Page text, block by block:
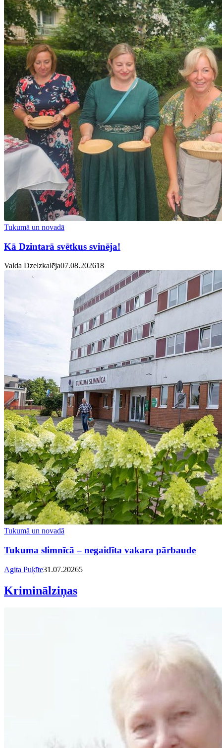
Tukumā un novadā
Kā Dzintarā svētkus svinēja!
Valda Dzelzkalēja07.08.202618
Tukumā un novadā
Tukuma slimnīcā – negaidīta vakara pārbaude
Agita Puķīte31.07.20265
Kriminālziņas